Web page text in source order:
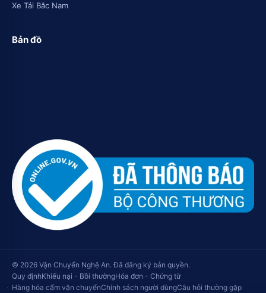
Xe Tải Bắc Nam
Bản đồ
© 2026 Vận Chuyển Nghệ An. Đã đăng ký bản quyền.
Quy địnhKhiếu nại - Bồi thườngHóa đơn - Chứng từ
Hàng hóa cấm vận chuyểnChính sách người dùngCâu hỏi thường gặp